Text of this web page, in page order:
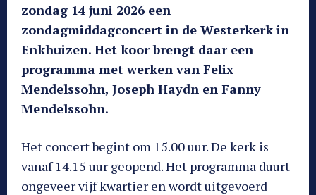
zondag 14 juni 2026 een
zondagmiddagconcert in de Westerkerk in
Enkhuizen. Het koor brengt daar een
programma met werken van Felix
Mendelssohn, Joseph Haydn en Fanny
Mendelssohn.
Het concert begint om 15.00 uur. De kerk is
vanaf 14.15 uur geopend. Het programma duurt
ongeveer vijf kwartier en wordt uitgevoerd